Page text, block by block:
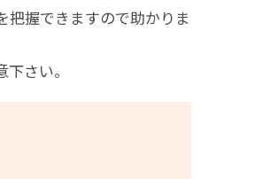
把握できますので助かりま
さい。